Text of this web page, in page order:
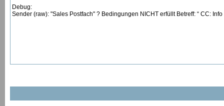
Debug:
Sender (raw): "Sales Postfach" ? Bedingungen NICHT erfüllt Betreff: “ CC: Info